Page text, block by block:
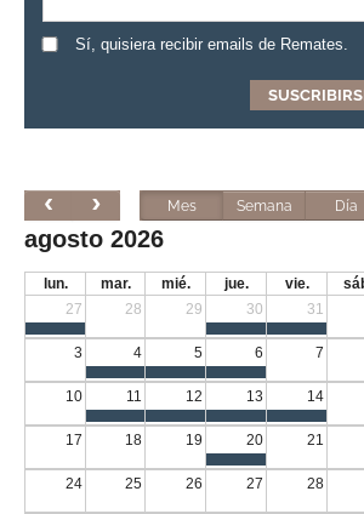
Sí, quisiera recibir emails de Remates.
Mes Semana Día
agosto 2026
lun. mar. mié. jue. vie.
27
28 29 30 31
3 4 5 6 7
10 11 12 13 14
17 18 19 20 21
24 25 26 27 28